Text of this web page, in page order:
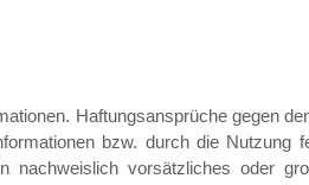
Haftungsansprüche gegen
bzw. durch die Nutzung
nachweislich vorsätzliches oder